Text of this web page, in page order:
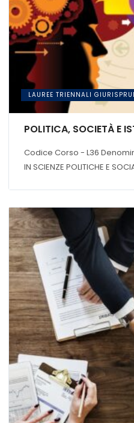
LAUREE TRIENNALI
POLITICA, SOCIETÀ E
Codice Corso - L36
IN SCIENZE POLITICHE E